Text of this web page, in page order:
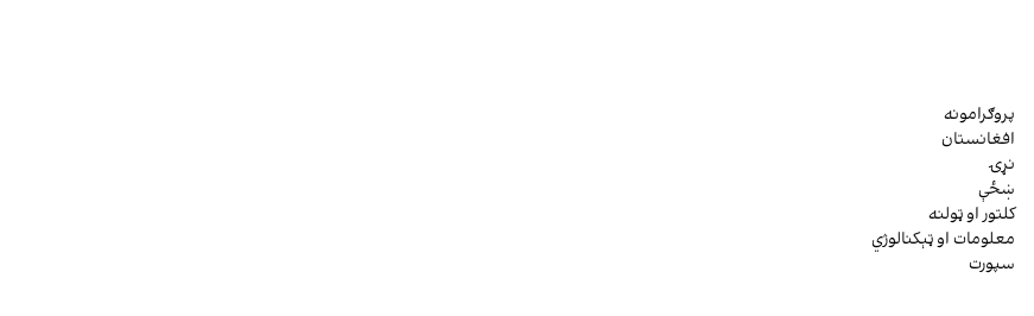
پروګرامونه
افغانستان
نړۍ
ښځې
کلتور او ټولنه
معلومات او ټېکنالوژي
سپورت